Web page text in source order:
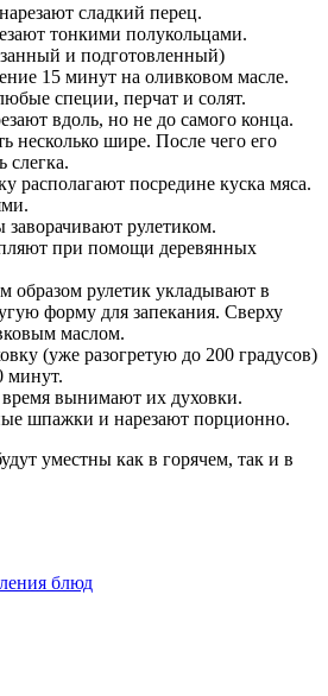
сладкий перец.
тонкими полукольцами.
и подготовленный)
15 минут на оливковом масле.
специи, перчат и солят.
вдоль, но не до самого конца.
несколько шире. После чего его
слегка.
располагают посредине куска мяса.
рулетиком.
при помощи деревянных
образом рулетик укладывают в
форму для запекания. Сверху
маслом.
(уже разогретую до 200 градусов)
минут.
время вынимают их духовки.
шпажки и нарезают порционно.
уместны как в горячем, так и в
блюд